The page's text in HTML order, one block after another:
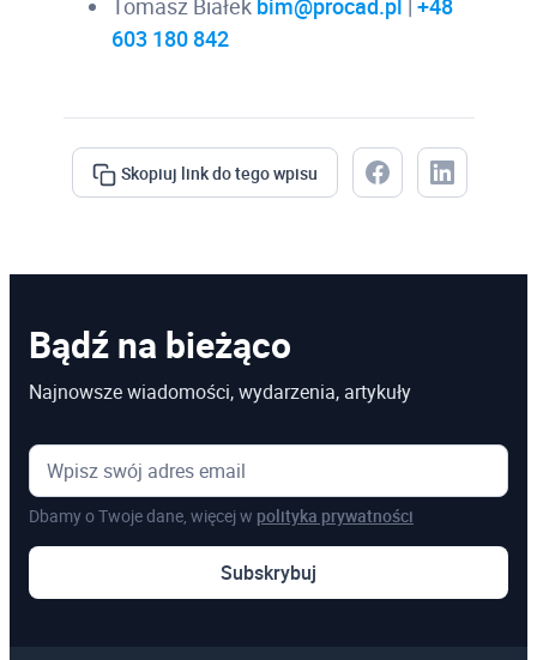
Tomasz Białek bim@procad.pl | +48
603 180 842
Skopiuj link do tego wpisu
Bądź na bieżąco
Najnowsze wiadomości, wydarzenia, artykuły
Dbamy o Twoje dane, więcej w polityka prywatności
Subskrybuj